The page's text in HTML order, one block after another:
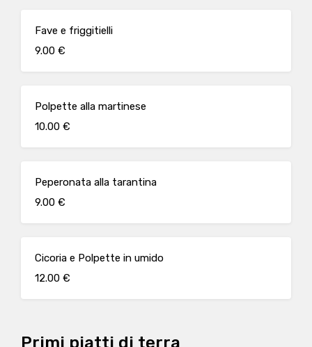
Fave e friggitielli
9.00 €
Polpette alla martinese
10.00 €
Peperonata alla tarantina
9.00 €
Cicoria e Polpette in umido
12.00 €
Primi piatti di terra